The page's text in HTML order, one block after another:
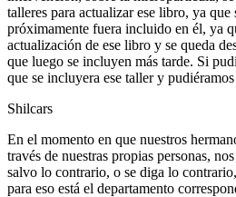
talleres para actualizar ese libro, ya
próximamente fuera incluido en él, ya
actualización de ese libro y se queda
que luego se incluyen más tarde. Si
que se incluyera ese taller y
Shilcars
En el momento en que nuestros
través de nuestras propias personas,
salvo lo contrario, o se diga lo
para eso está el departamento